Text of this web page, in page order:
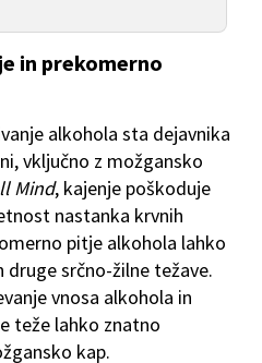
in prekomerno
alkohola sta dejavnika
vključno z možgansko
Mind, kajenje poškoduje
nastanka krvnih
pitje alkohola lahko
srčno-žilne težave.
vnosa alkohola in
teže lahko znatno
kap.